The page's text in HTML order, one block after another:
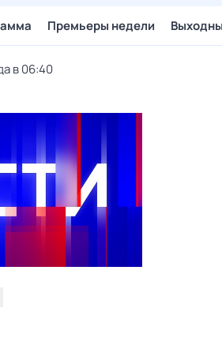
Премьеры недели
в 06:40